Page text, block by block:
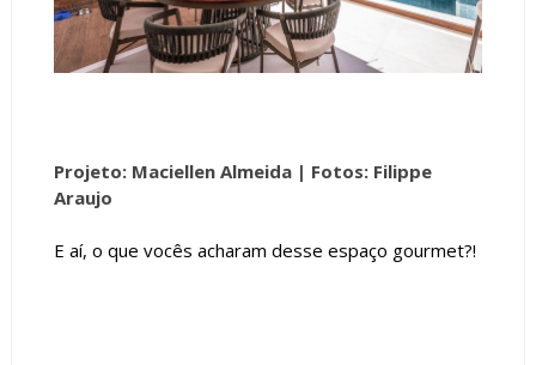
Projeto: Maciellen Almeida | Fotos: Filippe
Araujo
E aí, o que vocês acharam desse espaço gourmet?!